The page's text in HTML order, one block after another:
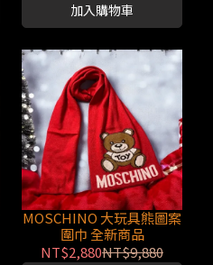
加入購物車
MOSCHINO 大玩具熊圖案
圍巾 全新商品
NT$2,880NT$9,880